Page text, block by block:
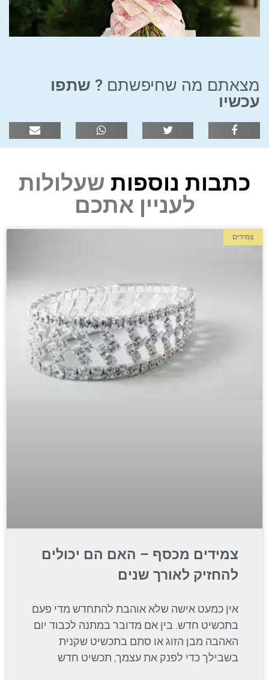
מצאתם מה שחיפשתם ? שתפו
עכשיו
כתבות נוספות שעלולות
לעניין אתכם
צמידים
צמידים מכסף – האם הם יכולים
להחזיק לאורך שנים
אין כמעט אישה שלא אוהבת להתחדש מדי פעם
בתכשיט חדש. בין אם מדובר במתנה לכבוד יום
האהבה מבן הזוג או סתם בתכשיט שקנית
בשבילך כדי לפנק את עצמך, תכשיט חדש